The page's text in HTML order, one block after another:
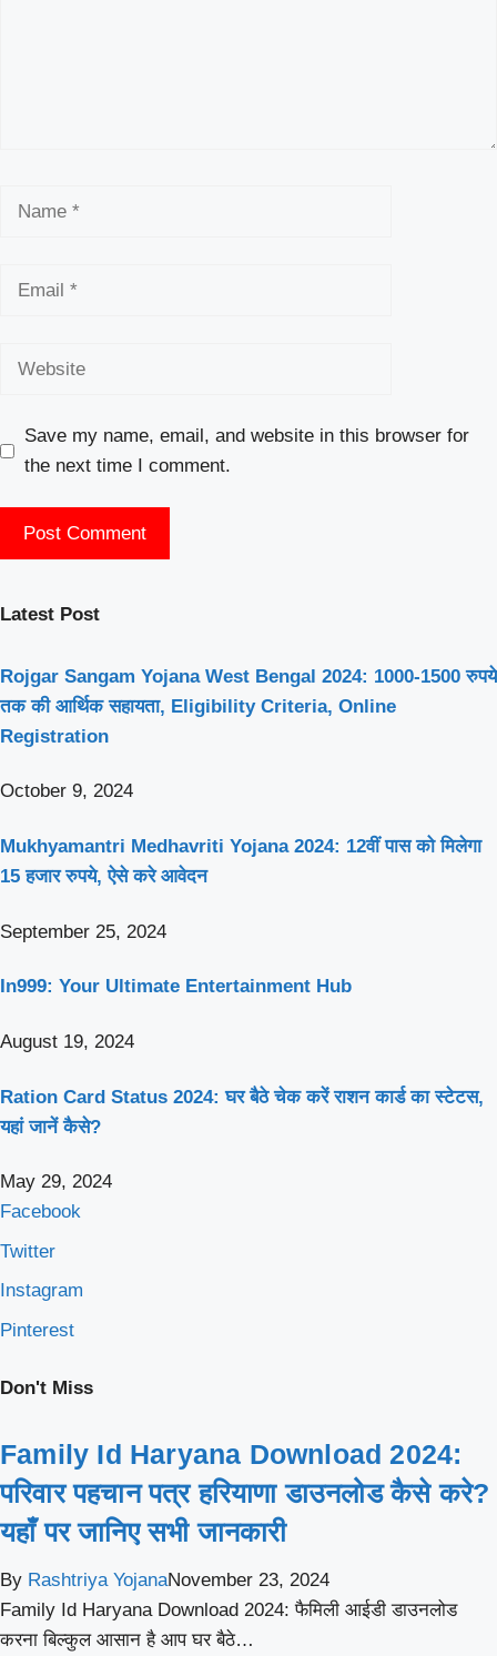
Save my name, email, and website in this browser for
the next time I comment.
Latest Post
Rojgar Sangam Yojana West Bengal 2024: 1000-1500 रुपये
तक की आर्थिक सहायता, Eligibility Criteria, Online
Registration
October 9, 2024
Mukhyamantri Medhavriti Yojana 2024: 12वीं पास को मिलेगा
15 हजार रुपये, ऐसे करे आवेदन
September 25, 2024
In999: Your Ultimate Entertainment Hub
August 19, 2024
Ration Card Status 2024: घर बैठे चेक करें राशन कार्ड का स्टेटस,
यहां जानें कैसे?
May 29, 2024
Facebook
Twitter
Instagram
Pinterest
Don't Miss
Family Id Haryana Download 2024:
परिवार पहचान पत्र हरियाणा डाउनलोड कैसे करे?
यहाँ पर जानिए सभी जानकारी
By Rashtriya YojanaNovember 23, 2024
Family Id Haryana Download 2024: फैमिली आईडी डाउनलोड
करना बिल्कुल आसान है आप घर बैठे…